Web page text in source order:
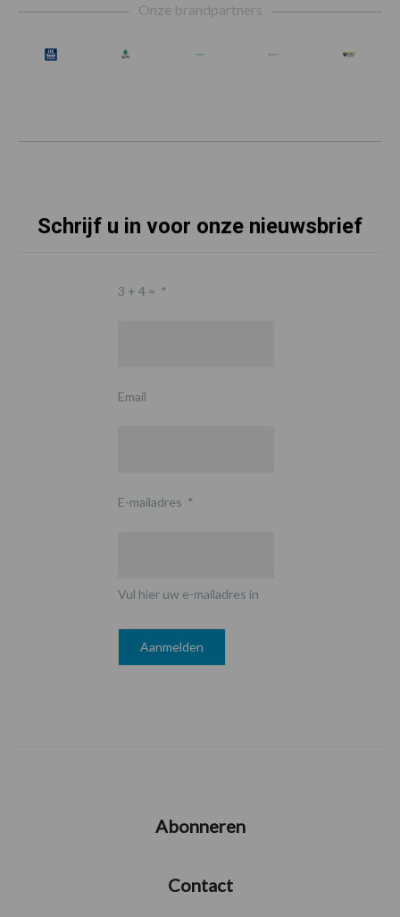
Onze brandpartners
Schrijf u in voor onze nieuwsbrief
3 + 4 = *
Email
E-mailadres *
Vul hier uw e-mailadres in
Abonneren
Contact